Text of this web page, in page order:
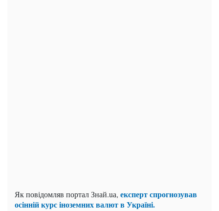
Як повідомляв портал Знай.uа, експерт спрогнозував
осінній курс іноземних валют в Україні.